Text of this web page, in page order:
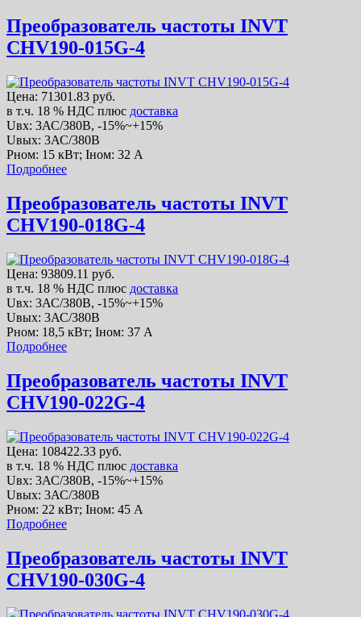
Преобразователь частоты INVT
CHV190-015G-4
Цена: 71301.83 руб.
в т.ч. 18 % НДС плюс доставка
Uвх: 3АС/380В, -15%~+15%
Uвых: 3АС/380В
Рном: 15 кВт; Iном: 32 А
Подробнее
Преобразователь частоты INVT
CHV190-018G-4
Цена: 93809.11 руб.
в т.ч. 18 % НДС плюс доставка
Uвх: 3АС/380В, -15%~+15%
Uвых: 3АС/380В
Рном: 18,5 кВт; Iном: 37 А
Подробнее
Преобразователь частоты INVT
CHV190-022G-4
Цена: 108422.33 руб.
в т.ч. 18 % НДС плюс доставка
Uвх: 3АС/380В, -15%~+15%
Uвых: 3АС/380В
Рном: 22 кВт; Iном: 45 А
Подробнее
Преобразователь частоты INVT
CHV190-030G-4